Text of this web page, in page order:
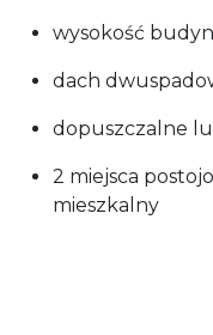
wysokość
dach
dopuszczalne
2 miejsca
mieszkalny